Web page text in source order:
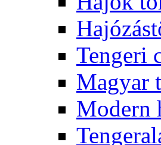
Tengeri
Magyar
Modern